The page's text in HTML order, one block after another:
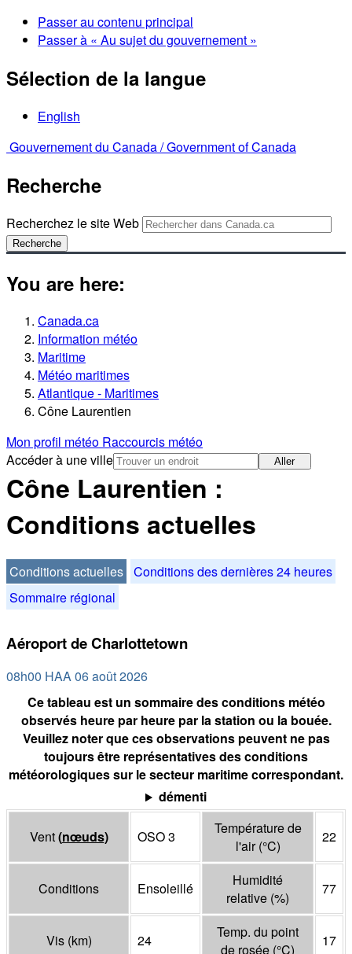
Passer au contenu principal
Passer à « Au sujet du gouvernement »
Sélection de la langue
English
Gouvernement du Canada /Government of Canada
Recherche
Recherchez le site Web
Recherche
You are here:
Canada.ca
Information météo
Maritime
Météo maritimes
Atlantique - Maritimes
Cône Laurentien
Mon profil météo Raccourcis météo
Accéder à une ville
Aller
Cône Laurentien :
Conditions actuelles
Conditions actuelles Conditions des dernières 24 heures
Sommaire régional
Aéroport de Charlottetown
08h00 HAA 06 août 2026
Ce tableau est un sommaire des conditions météo
observés heure par heure par la station ou la bouée.
Veuillez noter que ces observations peuvent ne pas
toujours être représentatives des conditions
météorologiques sur le secteur maritime correspondant.
démenti
Vent(nœuds) OSO 3
Température de
l'air(°C)
22
Conditions Ensoleillé
Humidité
relative (%)
77
Vis (km) 24
Temp. du point
de rosée (°C)
17